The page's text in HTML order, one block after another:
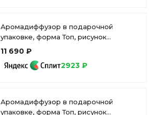
Аромадиффузор в подарочной
упаковке, форма Топ, рисунок
Готический 2, аромат Церемония, арт
11 690 ₽
2923 ₽
Аромадиффузор в подарочной
упаковке, форма Топ, рисунок